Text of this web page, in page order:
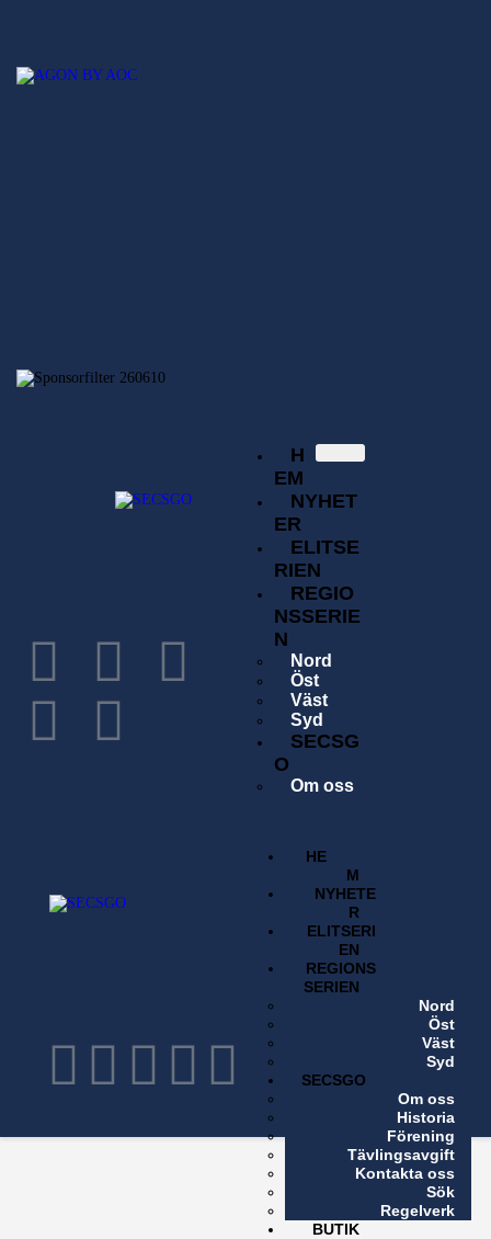
H
EM
NYHET
ER
ELITSE
RIEN
REGIO
NSSERIE
N
Nord
Öst
Väst
Syd
SECSG
O
Om oss
Kontakta oss
Sök
Regelverk
BUTI
HE
M
NYHETE
R
ELITSERI
EN
REGIONS
SERIEN
Nord
Öst
Väst
Syd
SECSGO
Om oss
Historia
Förening
Tävlingsavgift
Kontakta oss
Sök
Regelverk
BUTIK
SECSGO